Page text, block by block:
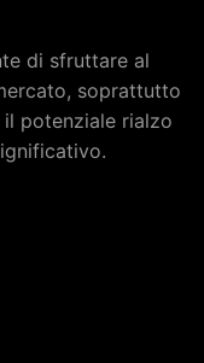
di sfruttare al
soprattutto
potenziale rialzo